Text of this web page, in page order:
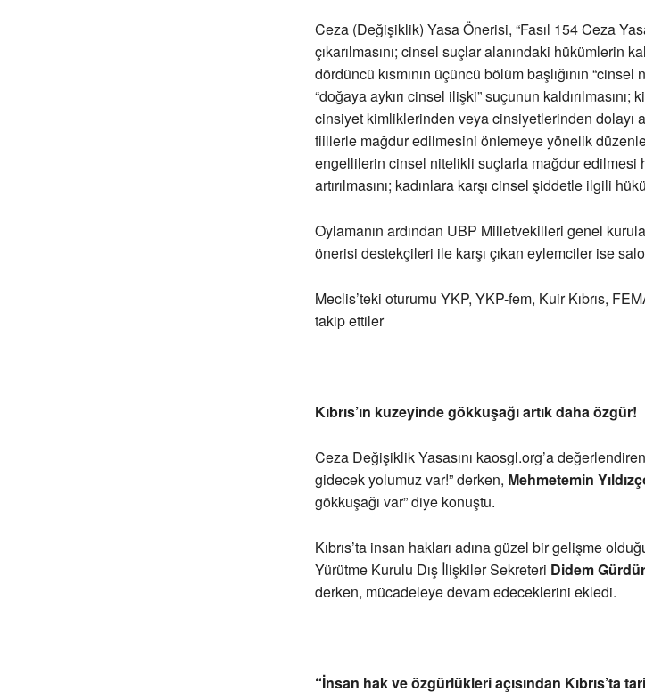
Ceza (Değişiklik) Yasa Önerisi, “Fasıl 154 Ceza
çıkarılmasını; cinsel suçlar alanındaki hükümlerin
dördüncü kısmının üçüncü bölüm başlığının
“doğaya aykırı cinsel ilişki” suçunun
cinsiyet kimliklerinden veya cinsiyetlerinden dolayı
fiillerle mağdur edilmesini önlemeye yönelik
engellilerin cinsel nitelikli suçlarla mağdur edilmesi
artırılmasını; kadınlara karşı cinsel şiddetle ilgili
Oylamanın ardından UBP Milletvekilleri genel
önerisi destekçileri ile karşı çıkan eylemciler ise
Meclis’teki oturumu YKP, YKP-fem, Kuir Kıbrıs,
takip ettiler
Kıbrıs’ın kuzeyinde gökkuşağı artık daha özgür!
Ceza Değişiklik Yasasını kaosgl.org’a
gidecek yolumuz var!” derken, Mehmetemin
gökkuşağı var” diye konuştu.
Kıbrıs’ta insan hakları adına güzel bir gelişme
Yürütme Kurulu Dış İlişkiler Sekreteri Didem Gürdür
derken, mücadeleye devam edeceklerini ekledi.
“İnsan hak ve özgürlükleri açısından Kıbrıs’ta